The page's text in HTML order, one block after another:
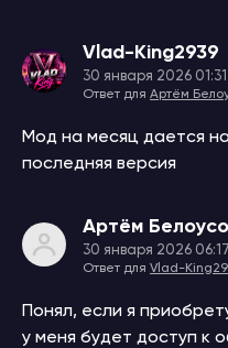
Vlad-King2939
30 января 2026 01:31
Ответ для Артём
Мод на месяц дается
последняя версия
Артём
30 января 2026 06:17
Ответ для Vlad-
Понял, если я
у меня будет доступ к